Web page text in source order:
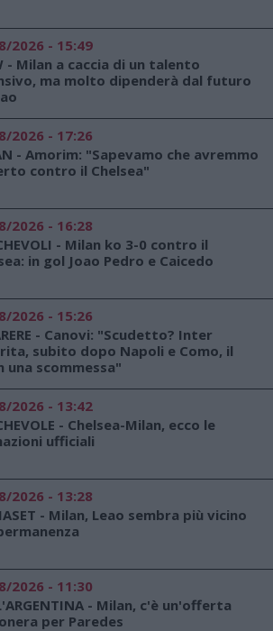
2026 - 15:49
- Milan a caccia di un talento
ma molto dipenderà dal futuro
2026 - 17:26
- Amorim: "Sapevamo che avremmo
contro il Chelsea"
2026 - 16:28
- Milan ko 3-0 contro il
in gol Joao Pedro e Caicedo
2026 - 15:26
- Canovi: "Scudetto? Inter
subito dopo Napoli e Como, il
una scommessa"
2026 - 13:42
- Chelsea-Milan, ecco le
ufficiali
2026 - 13:28
- Milan, Leao sembra più vicino
2026 - 11:30
- Milan, c'è un'offerta
per Paredes